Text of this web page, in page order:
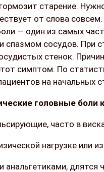
старение.
от слова совсем.
— один из самых
сосудов. При
стенок.
симптом. По
на начальных
головные боли
часто в
нагрузке или
длятся